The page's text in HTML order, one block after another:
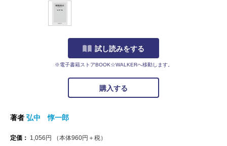
試し読みをする
※電子書籍ストアBOOK☆WALKERへ移動します。
購入する
著者 弘中 惇一郎
定価： 1,056 円 （本体960円＋税）